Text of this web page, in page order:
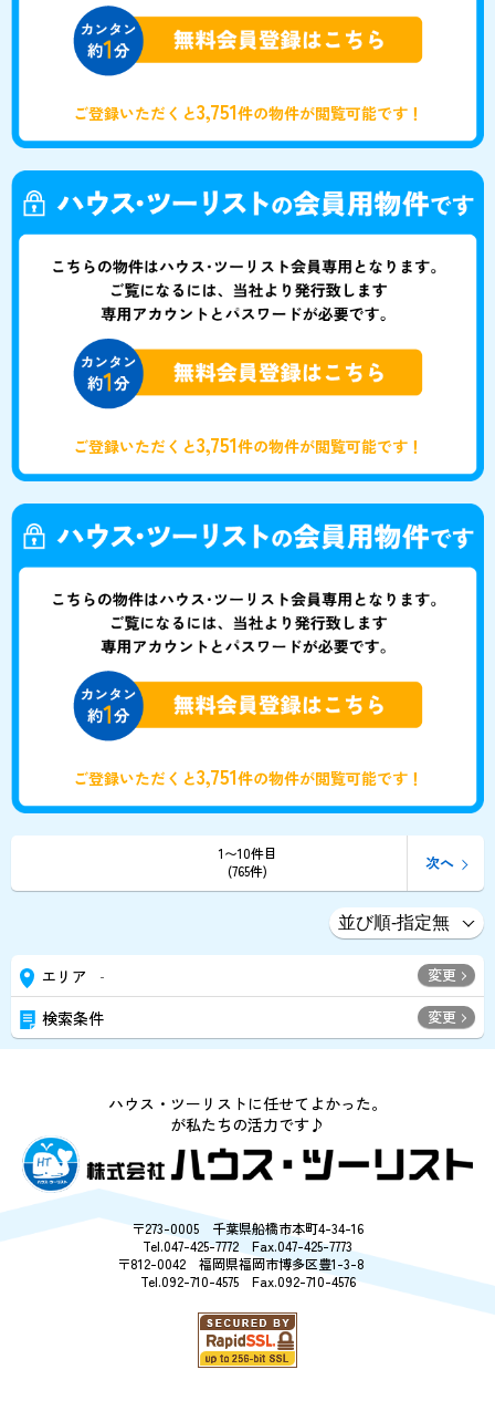
ご登録いただくと3,751件の物件が閲覧可能です！
ご登録いただくと3,751件の物件が閲覧可能です！
ご登録いただくと3,751件の物件が閲覧可能です！
1〜10件目
(765件)
次へ
エリア - 変更
検索条件 変更
ハウス・ツーリストに任せてよかった。
が私たちの活力です♪
〒273-0005 千葉県船橋市本町4-34-16
Tel.047-425-7772 Fax.047-425-7773
〒812-0042 福岡県福岡市博多区豊1-3-8
Tel.092-710-4575 Fax.092-710-4576